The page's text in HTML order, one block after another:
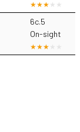
6c.5
On-sight